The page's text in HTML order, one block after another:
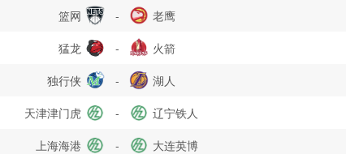
篮网 - 老鹰
猛龙 - 火箭
独行侠 - 湖人
天津津门虎 - 辽宁铁人
上海海港 - 大连英博